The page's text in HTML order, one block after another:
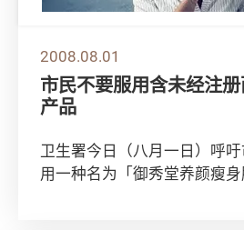
2008.08.01
市民不要服用含未经注
产品
卫生署今日（八月一日）呼
用一种名为「御秀堂养颜瘦